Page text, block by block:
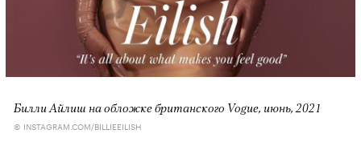
Билли Айлиш на обложке британского Vogue, июнь, 2021
© INSTAGRAM.COM/BILLIEEILISH